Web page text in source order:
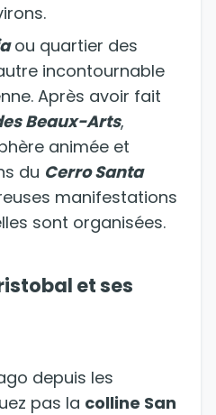
ou quartier des
incontournable
Après avoir fait
Beaux-Arts,
animée et
du Cerro Santa
manifestations
sont organisées.
et ses
depuis les
pas la colline San